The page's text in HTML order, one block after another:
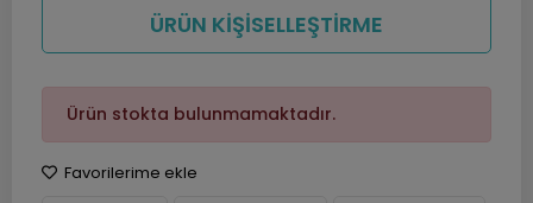
ÜRÜN KİŞİSELLEŞTİRME
Ürün stokta bulunmamaktadır.
Favorilerime ekle